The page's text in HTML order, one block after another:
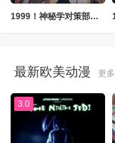
1999！神秘学对策部英配版
最新欧美动漫 更多
3.0